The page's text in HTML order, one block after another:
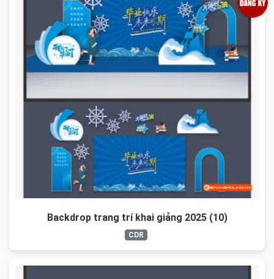
Backdrop trang trí khai giảng 2025 (10)
CDR